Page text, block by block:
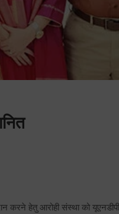
करने हेतु आरोही संस्था को